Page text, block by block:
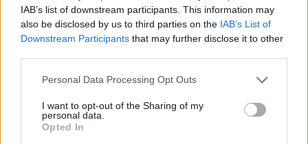
IAB’s list of downstream participants. This information may
also be disclosed by us to third parties on the IAB’s List of
Downstream Participants that may further disclose it to other
Please note that this website/app uses one or more Google
not limited to your visit or usage behaviour. You may click to
grant or deny consent to Google and its third-party tags to
use your data for below specified purposes in below Google
Personal Data Processing Opt Outs
I want to opt-out of the Sharing of my
personal data.
Opted In